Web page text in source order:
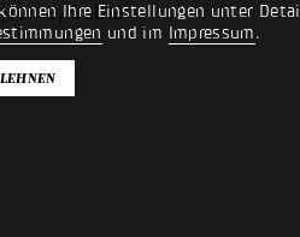
Ihre Einstellungen unter
und im Impressum.
Sabian.